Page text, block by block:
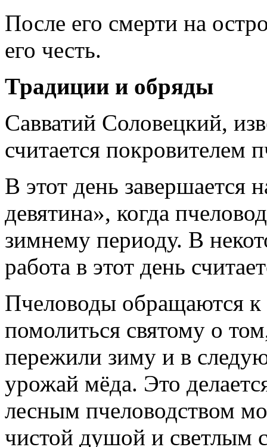
После его смерти на
его честь.
Традиции и обряды
Савватий Соловецкий,
считается покровителем
В этот день завершается
девятина», когда
зимнему периоду. В
работа в этот день
Пчеловоды обращаются к
помолиться святому о
пережили зиму и в
урожай мёда. Это
лесным пчеловодством
чистой душой и светлым